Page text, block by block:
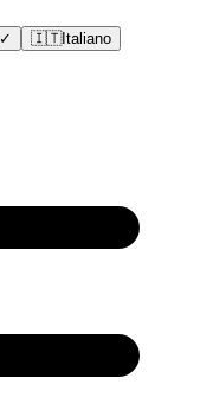
✓ 🇮🇹Italiano